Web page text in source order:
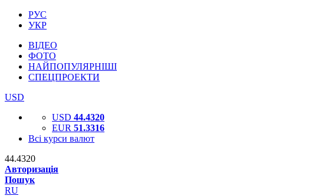
РУС
УКР
ВІДЕО
ФОТО
НАЙПОПУЛЯРНІШІ
СПЕЦПРОЕКТИ
USD
USD 44.4320
EUR 51.3316
Всі курси валют
44.4320
Авторизація
Пошук
RU